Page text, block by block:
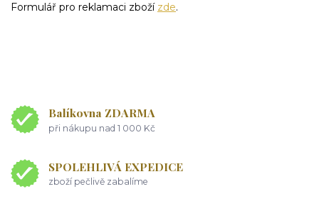
Formulář pro reklamaci zboží zde.
Balíkovna ZDARMA
při nákupu nad 1 000 Kč
SPOLEHLIVÁ EXPEDICE
zboží pečlivě zabalíme